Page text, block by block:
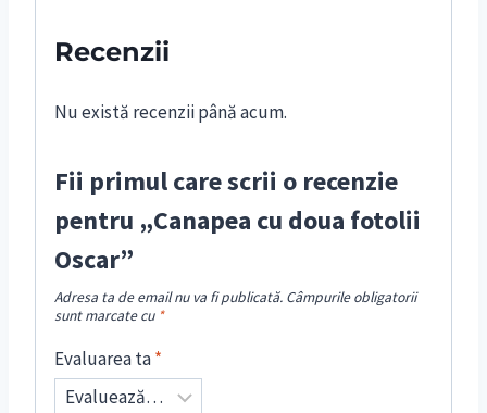
Recenzii
Nu există recenzii până acum.
Fii primul care scrii o recenzie
pentru „Canapea cu doua fotolii
Oscar”
Adresa ta de email nu va fi publicată. Câmpurile obligatorii
sunt marcate cu *
Evaluarea ta*